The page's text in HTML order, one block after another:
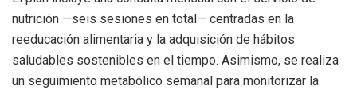
nutrición —seis sesiones en total— centradas en la
reeducación alimentaria y la adquisición de hábitos
saludables sostenibles en el tiempo. Asimismo, se realiza
un seguimiento metabólico semanal para monitorizar la